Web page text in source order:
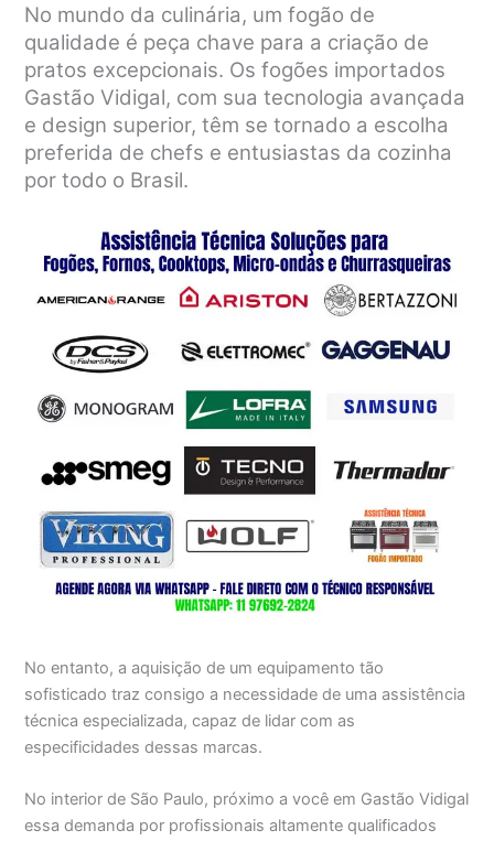
No mundo da culinária, um fogão de
qualidade é peça chave para a criação de
pratos excepcionais. Os fogões importados
Gastão Vidigal, com sua tecnologia avançada
e design superior, têm se tornado a escolha
preferida de chefs e entusiastas da cozinha
por todo o Brasil.
No entanto, a aquisição de um equipamento tão
sofisticado traz consigo a necessidade de uma assistência
técnica especializada, capaz de lidar com as
especificidades dessas marcas.
No interior de São Paulo, próximo a você em Gastão Vidigal
essa demanda por profissionais altamente qualificados